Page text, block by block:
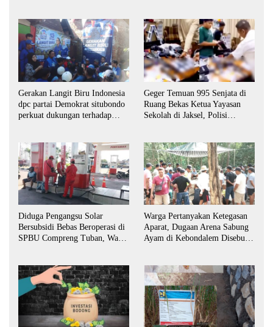
Gerakan Langit Biru Indonesia
dpc partai Demokrat situbondo
perkuat dukungan terhadap
Geger Temuan 995 Senjata di
Ruang Bekas Ketua Yayasan
Sekolah di Jaksel, Polisi
Diduga Pengangsu Solar
Bersubsidi Bebas Beroperasi di
SPBU Compreng Tuban, Warga
Warga Pertanyakan Ketegasan
Aparat, Dugaan Arena Sabung
Ayam di Kebondalem Disebut